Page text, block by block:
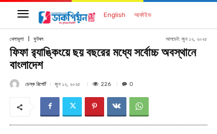
English আর্কাইভ
খেলাধূলা ফুটবল আপডেট: জুন ১২, ২০২৫
ফিফা র‍্যাঙ্কিংয়ে ছয় বছরের মধ্যে সর্বোচ্চ অবস্থানে
বাংলাদেশ
ডেস্ক রিপোর্ট জুন ১২, ২০২৫ 226 0